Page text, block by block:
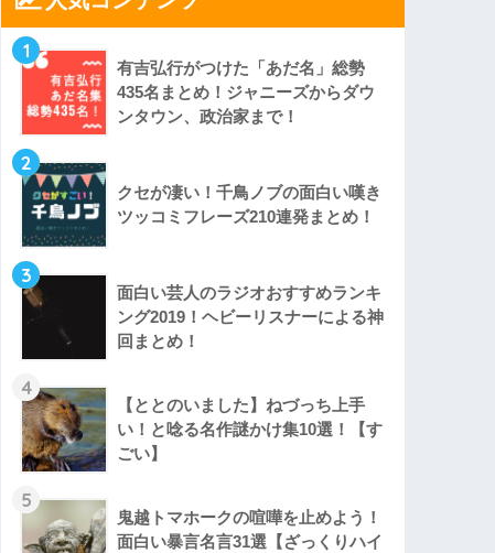
1
有吉弘行がつけた「あだ名」総勢
435名まとめ！ジャニーズからダウ
ンタウン、政治家まで！
2
クセが凄い！千鳥ノブの面白い嘆き
ツッコミフレーズ210連発まとめ！
3
面白い芸人のラジオおすすめランキ
ング2019！ヘビーリスナーによる神
回まとめ！
4
【ととのいました】ねづっち上手
い！と唸る名作謎かけ集10選！【す
ごい】
5
鬼越トマホークの喧嘩を止めよう！
面白い暴言名言31選【ざっくりハイ